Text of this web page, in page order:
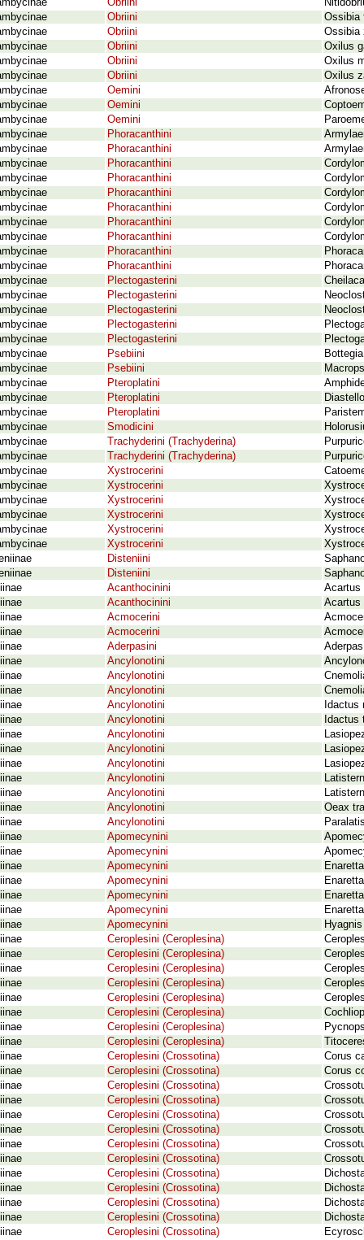
Obriini
Obriini
Ossibia
Obriini
Ossibia
Obriini
Oxilus
Obriini
Oxilus
Obriini
Oxilus
Oemini
Oemini
Oemini
Phoracanthini
Phoracanthini
Phoracanthini
Phoracanthini
Phoracanthini
Phoracanthini
Phoracanthini
Phoracanthini
Phoracanthini
Phoracanthini
Plectogasterini
Plectogasterini
Plectogasterini
Plectogasterini
Plectogasterini
Psebiini
Psebiini
Pteroplatini
Pteroplatini
Pteroplatini
Smodicini
Trachyderini (Trachyderina)
Trachyderini (Trachyderina)
Xystrocerini
Xystrocerini
Xystrocerini
Xystrocerini
Xystrocerini
Xystrocerini
Disteniini
Disteniini
Acanthocinini
Acartus
Acanthocinini
Acartus
Acmocerini
Acmocerini
Aderpasini
Ancylonotini
Ancylonotini
Ancylonotini
Ancylonotini
Idactus
Ancylonotini
Idactus
Ancylonotini
Ancylonotini
Ancylonotini
Ancylonotini
Ancylonotini
Ancylonotini
Oeax
Ancylonotini
Apomecynini
Apomecynini
Apomecynini
Apomecynini
Apomecynini
Apomecynini
Apomecynini
Ceroplesini (Ceroplesina)
Ceroplesini (Ceroplesina)
Ceroplesini (Ceroplesina)
Ceroplesini (Ceroplesina)
Ceroplesini (Ceroplesina)
Ceroplesini (Ceroplesina)
Ceroplesini (Ceroplesina)
Ceroplesini (Ceroplesina)
Ceroplesini (Crossotina)
Corus
Ceroplesini (Crossotina)
Corus
Ceroplesini (Crossotina)
Ceroplesini (Crossotina)
Ceroplesini (Crossotina)
Ceroplesini (Crossotina)
Ceroplesini (Crossotina)
Ceroplesini (Crossotina)
Ceroplesini (Crossotina)
Ceroplesini (Crossotina)
Ceroplesini (Crossotina)
Ceroplesini (Crossotina)
Ceroplesini (Crossotina)